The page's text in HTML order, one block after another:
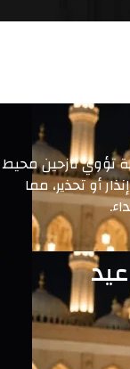
تؤوي نازحين محيط
أو تحذير، مما